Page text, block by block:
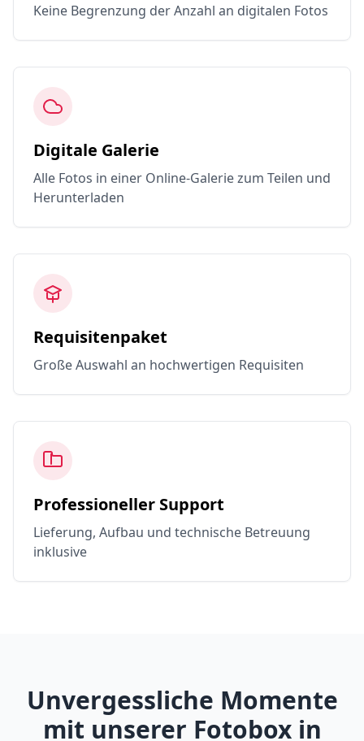
Keine Begrenzung der Anzahl an digitalen Fotos
Digitale Galerie
Alle Fotos in einer Online-Galerie zum Teilen und
Herunterladen
Requisitenpaket
Große Auswahl an hochwertigen Requisiten
Professioneller Support
Lieferung, Aufbau und technische Betreuung
inklusive
Unvergessliche Momente
mit unserer Fotobox in